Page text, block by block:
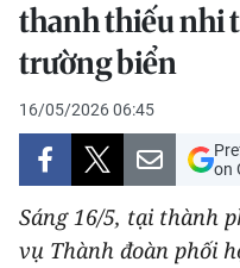
CHÍNH TRỊ
KINH TẾ
VĂN HÓA
XÃ HỘI
PHÁP LUẬT
thanh thiếu nhi
trường biển
16/05/2026 06:45
on
Sáng 16/5, tại thành
vụ Thành đoàn phối